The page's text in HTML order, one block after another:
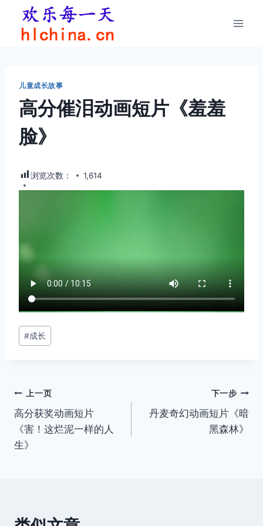
儿童成长故事
高分催泪动画短片《羞羞
脸》
浏览次数： 1,614
文
章
#成长
文
章
导
上一页
高分获奖动画短片
《害！这烂泥一样的人
生》
下一步
丹麦奇幻动画短片《暗
黑森林》